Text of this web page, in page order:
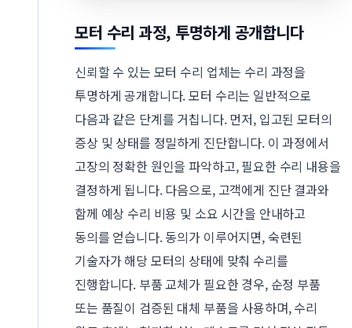
모터 수리 과정, 투명하게 공개합니다
신뢰할 수 있는 모터 수리 업체는 수리 과정을
투명하게 공개합니다. 모터 수리는 일반적으로
다음과 같은 단계를 거칩니다. 먼저, 입고된 모터의
증상 및 상태를 정밀하게 진단합니다. 이 과정에서
고장의 정확한 원인을 파악하고, 필요한 수리 내용을
결정하게 됩니다. 다음으로, 고객에게 진단 결과와
함께 예상 수리 비용 및 소요 시간을 안내하고
동의를 얻습니다. 동의가 이루어지면, 숙련된
기술자가 해당 모터의 상태에 맞춰 수리를
진행합니다. 부품 교체가 필요한 경우, 순정 부품
또는 품질이 검증된 대체 부품을 사용하며, 수리